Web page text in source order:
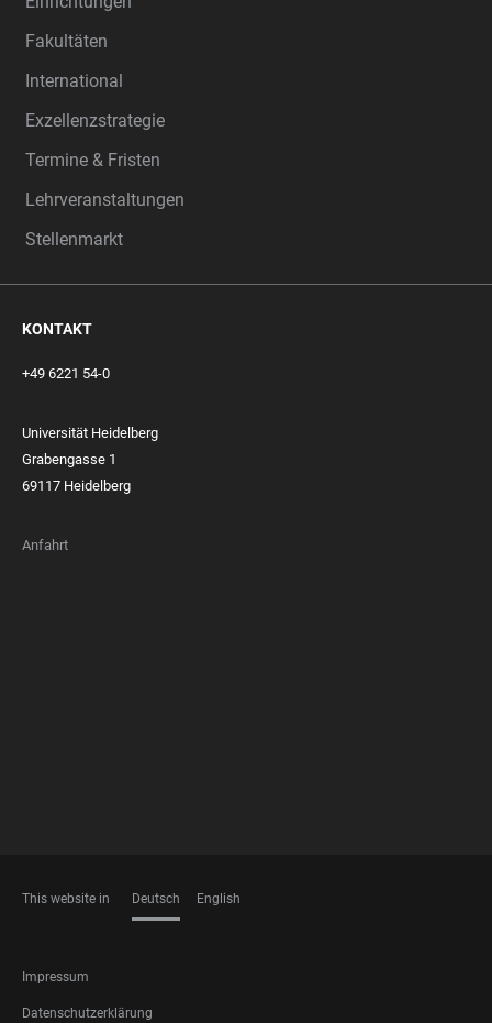
Fakultäten
International
Exzellenzstrategie
Termine & Fristen
Lehrveranstaltungen
Stellenmarkt
KONTAKT
+49 6221 54-0
Universität Heidelberg
Grabengasse 1
69117 Heidelberg
Anfahrt
This website in Deutsch English
FOOTER
LEGAL
Impressum
Datenschutzerklärung